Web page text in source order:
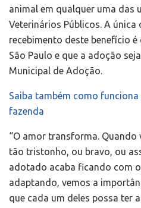
animal em qualquer uma das
Veterinários Públicos. A
recebimento deste benefício
São Paulo e que a adoção
Municipal de Adoção.
Saiba também como
fazenda
“O amor transforma. Quando
tão tristonho, ou bravo, ou
adotado acaba ficando com
adaptando, vemos a
que cada um deles possa ter